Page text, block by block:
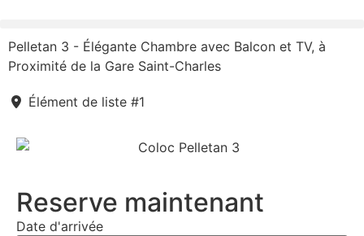
Pelletan 3 - Élégante Chambre avec Balcon et TV, à
Proximité de la Gare Saint-Charles
Élément de liste #1
Reserve maintenant
Date d'arrivée